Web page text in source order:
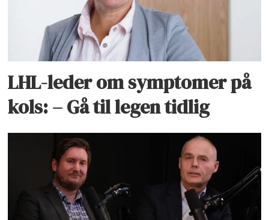
LHL-leder om symptomer på
kols: – Gå til legen tidlig